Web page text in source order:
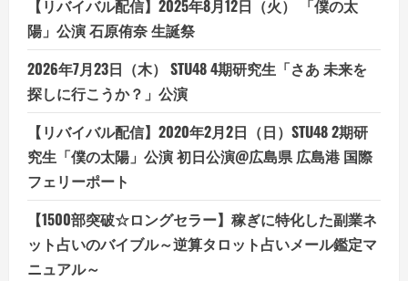
【リバイバル配信】2025年8月12日（火） 「僕の太
陽」公演 石原侑奈 生誕祭
2026年7月23日（木） STU48 4期研究生「さあ 未来を
探しに行こうか？」公演
【リバイバル配信】2020年2月2日（日）STU48 2期研
究生「僕の太陽」公演 初日公演@広島県 広島港 国際
フェリーポート
【1500部突破☆ロングセラー】稼ぎに特化した副業ネ
ット占いのバイブル～逆算タロット占いメール鑑定マ
ニュアル～